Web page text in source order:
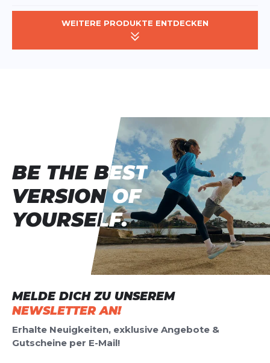
WEITERE PRODUKTE ENTDECKEN
MELDE DICH ZU UNSEREM
NEWSLETTER AN!
Erhalte Neuigkeiten, exklusive Angebote &
Gutscheine per E-Mail!
BE THE BEST
VERSION OF
YOURSELF.
BE THE BEST
VERSION OF
YOURSELF.